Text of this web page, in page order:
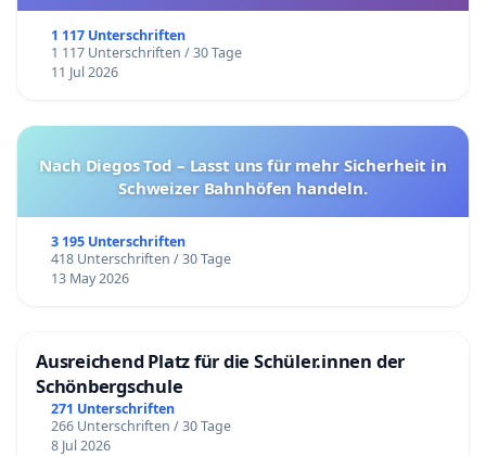
1 117 Unterschriften
1 117 Unterschriften / 30 Tage
11 Jul 2026
Nach Diegos Tod – Lasst uns für mehr Sicherheit in
Schweizer Bahnhöfen handeln.
3 195 Unterschriften
418 Unterschriften / 30 Tage
13 May 2026
Ausreichend Platz für die Schüler.innen der
Schönbergschule
271 Unterschriften
266 Unterschriften / 30 Tage
8 Jul 2026